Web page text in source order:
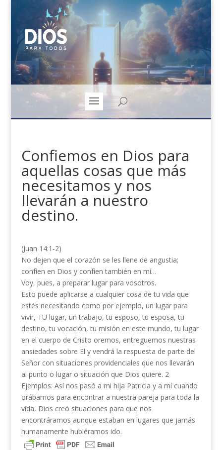
Confiemos en Dios para
aquellas cosas que más
necesitamos y nos
llevarán a nuestro
destino.
(Juan 14:1-2)
No dejen que el corazón se les llene de angustia;
confíen en Dios y confíen también en mí…
Voy, pues, a preparar lugar para vosotros.
Esto puede aplicarse a cualquier cosa de tu vida que
estés necesitando como por ejemplo, un lugar para
vivir, TU lugar, un trabajo, tu esposo, tu esposa, tu
destino, tu vocación, tu misión en este mundo, tu lugar
en el cuerpo de Cristo oremos, entreguemos nuestras
ansiedades sobre El y vendrá la respuesta de parte del
Señor con situaciones providenciales que nos llevarán
al punto o lugar o situación que Dios quiere. 2
Ejemplos: Así nos pasó a mi hija Patricia y a mí cuando
orábamos para encontrar a nuestra pareja para toda la
vida, Dios creó situaciones para que nos
encontráramos aunque estaban en lugares que jamás
humanamente hubiéramos ido.